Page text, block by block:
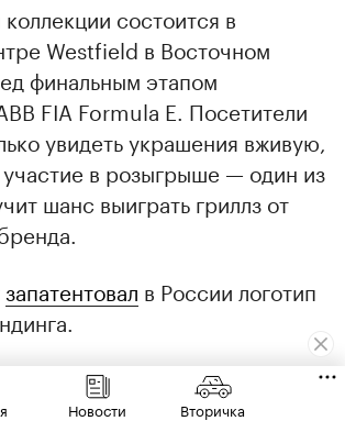
состоится в
Westfield в Восточном
финальным этапом
FIA Formula E. Посетители
увидеть украшения вживую,
в розыгрыше — один из
шанс выиграть гриллз от
запатентовал в России логотип
Новости Вторичка